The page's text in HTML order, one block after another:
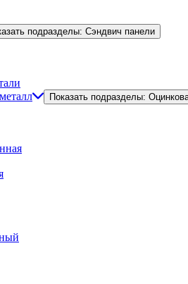
подразделы: Сэндвич панели
Показать подразделы: